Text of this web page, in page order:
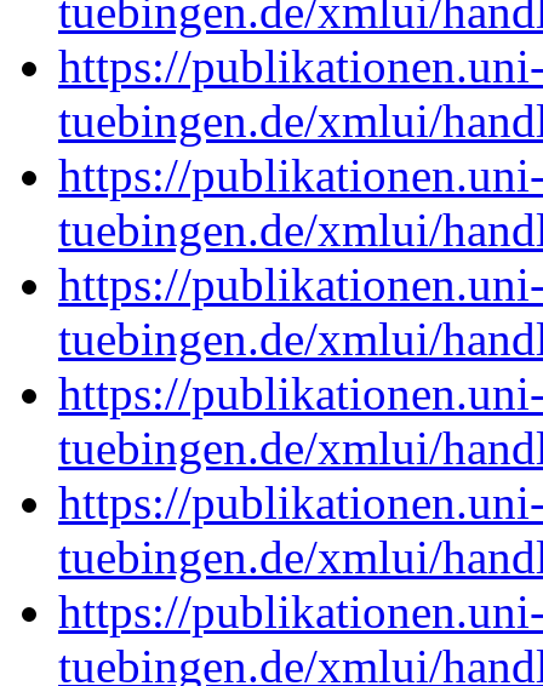
tuebingen.de/xmlui/
https://
tuebingen.de/xmlui/
https://
tuebingen.de/xmlui/
https://
tuebingen.de/xmlui/
https://
tuebingen.de/xmlui/
https://
tuebingen.de/xmlui/
https://
tuebingen.de/xmlui/